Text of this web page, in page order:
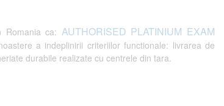
Romania ca: AUTHORISED PLATINIUM EXAM
a indeplinirii criteriilor functionale: livrarea de
durabile realizate cu centrele din tara.